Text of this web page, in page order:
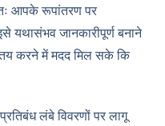
आपके रूपांतरण पर
यथासंभव जानकारीपूर्ण बनाने
तय करने में मदद मिल सके कि
लंबे विवरणों पर लागू